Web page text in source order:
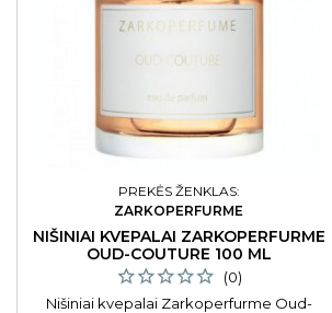
PREKĖS ŽENKLAS:
ZARKOPERFURME
NIŠINIAI KVEPALAI ZARKOPERFURME
OUD-COUTURE 100 ML
(0)
Nišiniai kvepalai Zarkoperfurme Oud-